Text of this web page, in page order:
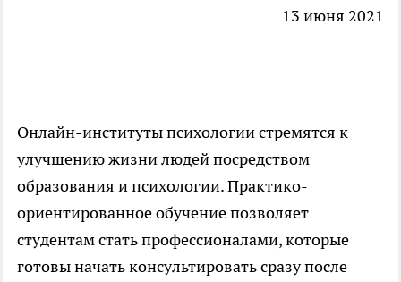
13 июня 2021
Онлайн-институты психологиистремятся к
улучшению жизни людей посредством
образования и психологии. Практико-
ориентированное обучение позволяет
студентам стать профессионалами, которые
готовы начать консультировать сразу после